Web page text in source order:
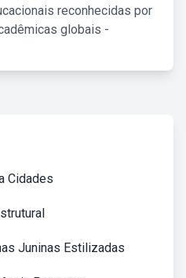
reconhecidas por
globais -
Cidades
Juninas Estilizadas